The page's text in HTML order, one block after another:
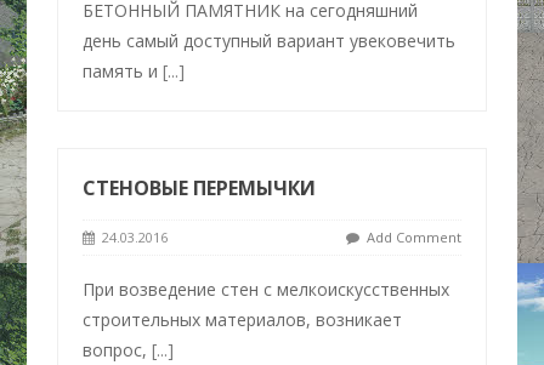
БЕТОННЫЙ ПАМЯТНИК на сегодняшний
день самый доступный вариант увековечить
память и[...]
СТЕНОВЫЕ ПЕРЕМЫЧКИ
24.03.2016 Add Comment
При возведение стен с мелкоискусственных
строительных материалов, возникает
вопрос,[...]